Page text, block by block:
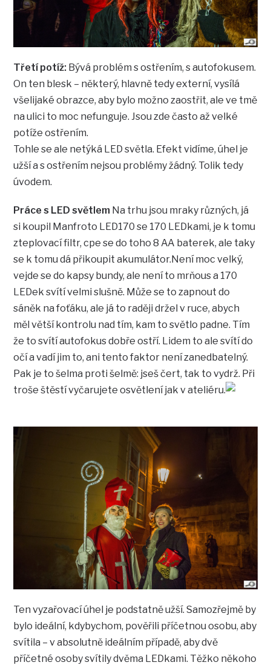
Třetí potíž: Bývá problém s ostřením, s autofokusem.
On ten blesk – některý, hlavně tedy externí, vysílá
všelijaké obrazce, aby bylo možno zaostřit, ale ve tmě
na ulici to moc nefunguje. Jsou zde často až velké
potíže ostřením.
Tohle se ale netýká LED světla. Efekt vidíme, úhel je
užší a s ostřením nejsou problémy žádný. Tolik tedy
úvodem.
Práce s LED světlem Na trhu jsou mraky různých, já
si koupil Manfroto LED170 se 170 LEDkami, je k tomu
zteplovací filtr, cpe se do toho 8 AA baterek, ale taky
se k tomu dá přikoupit akumulátor.Není moc velký,
vejde se do kapsy bundy, ale není to mrňous a 170
LEDek svítí velmi slušně. Může se to zapnout do
sáněk na foťáku, ale já to raději držel v ruce, abych
měl větší kontrolu nad tím, kam to světlo padne. Tím
že to svítí autofokus dobře ostří. Lidem to ale svítí do
očí a vadí jim to, ani tento faktor není zanedbatelný.
Pak je to šelma proti šelmě: jseš čert, tak to vydrž. Při
troše štěstí vyčarujete osvětlení jak v ateliéru.
Ten vyzařovací úhel je podstatně užší. Samozřejmě by
bylo ideální, kdybychom, pověřili příčetnou osobu, aby
svítila – v absolutně ideálním případě, aby dvě
příčetné osoby svítily dvěma LEDkami. Těžko někoho